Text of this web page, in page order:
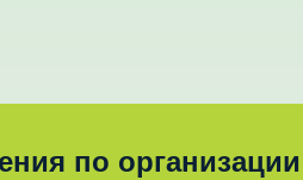
по организации